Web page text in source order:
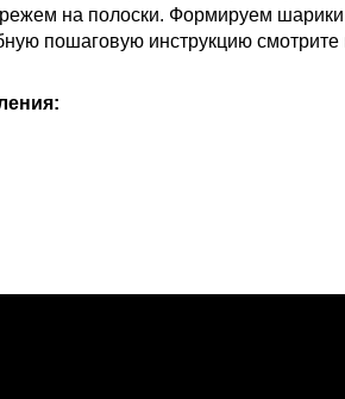
на полоски. Формируем
пошаговую инструкцию смотрите